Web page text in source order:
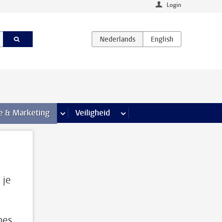
Login
& Marketing meer Communicatie & Marketing pagina’s
Veiligheid meer Veiligheid pagina’s
je